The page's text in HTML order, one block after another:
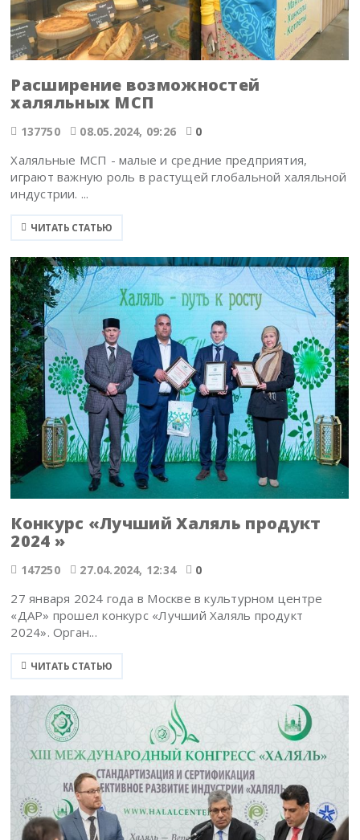
Расширение возможностей
халяльных МСП
137750 08.05.2024, 09:26 0
Халяльные МСП - малые и средние предприятия,
играют важную роль в растущей глобальной халяльной
индустрии. ...
ЧИТАТЬ СТАТЬЮ
Конкурс «Лучший Халяль продукт
2024 »
147250 27.04.2024, 12:34 0
27 января 2024 года в Москве в культурном центре
«ДАР» прошел конкурс «Лучший Халяль продукт
2024». Орган...
ЧИТАТЬ СТАТЬЮ